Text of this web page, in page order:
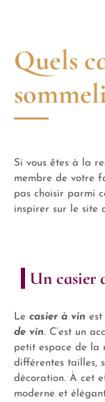
Quels
Si vous êtes à la
membre de votre
pas choisir parmi
inspirer sur le site
Un casier
Le casier à vin
de vin. C’est un
petit espace de la
différentes tailles,
décoration. À cet
moderne et